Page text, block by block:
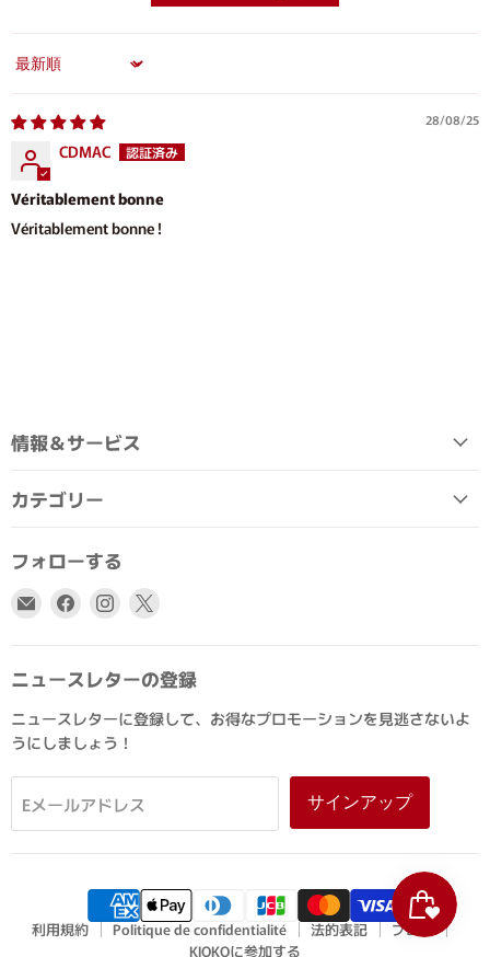
Sort by
28/08/25
CDMAC
Véritablement bonne
Véritablement bonne !
情報＆サービス
カテゴリー
フォローする
ル
見
つ
く
Facebook
つ
て
く
い
Instagram
つ
て
く
い
つ
け
て
ニュースレターの登録
ニュースレターに登録して、お得なプロモーションを見逃さないよ
うにしましょう！
Eメールアドレス サインアップ
利用規約 Politique de confidentialité 法的表記
ブログ
KIOKOに参加する